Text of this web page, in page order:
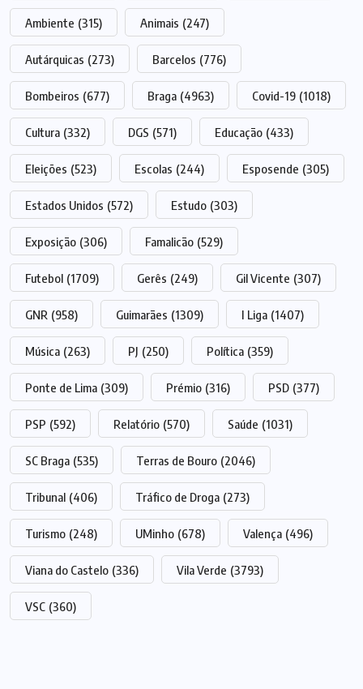
Ambiente (315) Animais (247)
Autárquicas (273) Barcelos (776)
Bombeiros (677) Braga (4963) Covid-19 (1018)
Cultura (332) DGS (571) Educação (433)
Eleições (523) Escolas (244) Esposende (305)
Estados Unidos (572) Estudo (303)
Exposição (306) Famalicão (529)
Futebol (1709) Gerês (249) Gil Vicente (307)
GNR (958) Guimarães (1309) I Liga (1407)
Música (263) PJ (250) Política (359)
Ponte de Lima (309) Prémio (316) PSD (377)
PSP (592) Relatório (570) Saúde (1031)
SC Braga (535) Terras de Bouro (2046)
Tribunal (406) Tráfico de Droga (273)
Turismo (248) UMinho (678) Valença (496)
Viana do Castelo (336) Vila Verde (3793)
VSC (360)